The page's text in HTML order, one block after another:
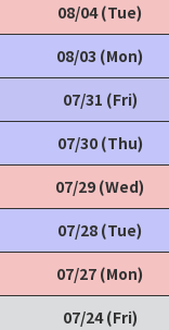
08/04 (Tue)
08/03 (Mon)
07/31 (Fri)
07/30 (Thu)
07/29 (Wed)
07/28 (Tue)
07/27 (Mon)
07/24 (Fri)